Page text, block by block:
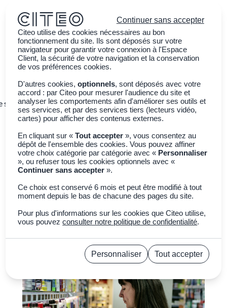
ses emballages Sensibiliser la jeunesse Actualités
Filtres 2
Articles -1Résultats
pour« »
Plus récent
Continuer sans accepter
Citeo utilise des cookies nécessaires au bon
fonctionnement du site. Ils sont déposés sur votre
navigateur pour garantir votre connexion à l'Espace
Client, la sécurité de votre navigation et la conservation
de vos préférences cookies.
D'autres cookies,optionnels, sont déposés avec votre
accord : par Citeo pour mesurer l'audience du site et
analyser les comportements afin d'améliorer ses outils et
ses services, et par des services tiers (lecteurs vidéo,
cartes) pour afficher des contenus externes.
En cliquant sur «Tout accepter », vous consentez au
dépôt de l'ensemble des cookies. Vous pouvez affiner
votre choix catégorie par catégorie avec « Personnaliser
», ou refuser tous les cookies optionnels avec «
Continuer sans accepter ».
Ce choix est conservé 6 mois et peut être modifié à tout
moment depuis le bas de chacune des pages du site.
Pour plus d'informations sur les cookies que Citeo utilise,
vous pouvezconsulter notre politique de confidentialité.
Personnaliser
Tout accepter